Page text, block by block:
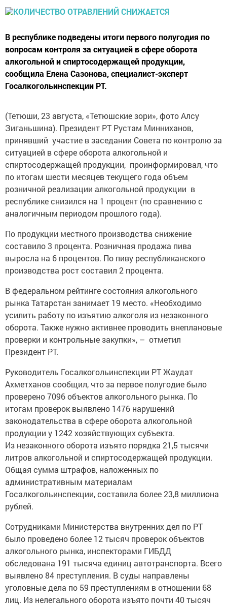
В республике подведены итоги первого полугодия по
вопросам контроля за ситуацией в сфере оборота
алкогольной и спиртосодержащей продукции,
сообщила Елена Сазонова, специалист-эксперт
Госалкогольинспекции РТ.
(Тетюши, 23 августа, «Тетюшские зори», фото Алсу
Зиганьшина). Президент РТ Рустам Минниханов,
принявший участие в заседании Совета по контролю за
ситуацией в сфере оборота алкогольной и
спиртосодержащей продукции, проинформировал, что
по итогам шести месяцев текущего года объем
розничной реализации алкогольной продукции в
республике снизился на 1 процент (по сравнению с
аналогичным периодом прошлого года).
По продукции местного производства снижение
составило 3 процента. Розничная продажа пива
выросла на 6 процентов. По пиву республиканского
производства рост составил 2 процента.
В федеральном рейтинге состояния алкогольного
рынка Татарстан занимает 19 место. «Необходимо
усилить работу по изъятию алкоголя из незаконного
оборота. Также нужно активнее проводить внеплановые
проверки и контрольные закупки», – отметил
Президент РТ.
Руководитель Госалкогольинспекции РТ Жаудат
Ахметханов сообщил, что за первое полугодие было
проверено 7096 объектов алкогольного рынка. По
итогам проверок выявлено 1476 нарушений
законодательства в сфере оборота алкогольной
продукции у 1242 хозяйствующих субъекта.
Из незаконного оборота изъято порядка 21,5 тысячи
литров алкогольной и спиртосодержащей продукции.
Общая сумма штрафов, наложенных по
административным материалам
Госалкогольинспекции, составила более 23,8 миллиона
рублей.
Сотрудниками Министерства внутренних дел по РТ
было проведено более 12 тысяч проверок объектов
алкогольного рынка, инспекторами ГИБДД
обследована 191 тысяча единиц автотранспорта. Всего
выявлено 84 преступления. В суды направлены
уголовные дела по 59 преступлениям в отношении 68
лиц. Из нелегального оборота изъято почти 40 тысяч